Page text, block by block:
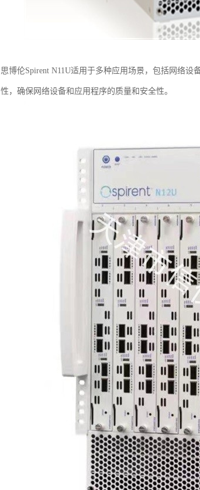
思博伦Spirent N11U适用于多种应用场景，包括网络
性，确保网络设备和应用程序的质量和安全性。